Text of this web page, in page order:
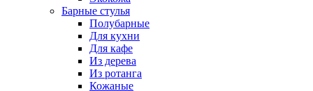
Барные стулья
Полубарные
Для кухни
Для кафе
Из дерева
Из ротанга
Кожаные